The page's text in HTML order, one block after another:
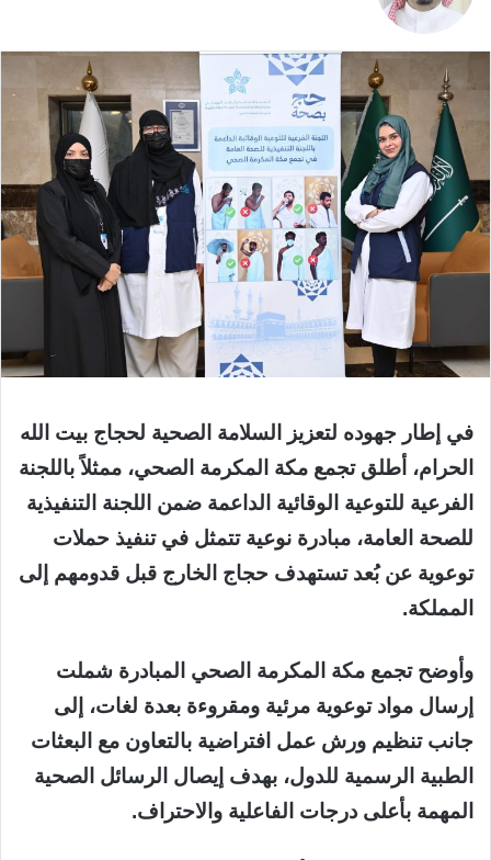
في إطار جهوده لتعزيز السلامة الصحية لحجاج بيت الله
الحرام، أطلق تجمع مكة المكرمة الصحي، ممثلاً باللجنة
الفرعية للتوعية الوقائية الداعمة ضمن اللجنة التنفيذية
للصحة العامة، مبادرة نوعية تتمثل في تنفيذ حملات
توعوية عن بُعد تستهدف حجاج الخارج قبل قدومهم إلى
المملكة.
وأوضح تجمع مكة المكرمة الصحي المبادرة شملت
إرسال مواد توعوية مرئية ومقروءة بعدة لغات، إلى
جانب تنظيم ورش عمل افتراضية بالتعاون مع البعثات
الطبية الرسمية للدول، بهدف إيصال الرسائل الصحية
المهمة بأعلى درجات الفاعلية والاحتراف.